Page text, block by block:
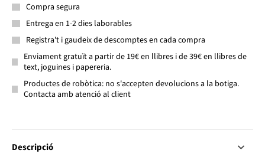
Compra segura
Entrega en 1-2 dies laborables
Registra't i gaudeix de descomptes en cada compra
Enviament gratuït a partir de 19€ en llibres i de 39€ en llibres de
text, joguines i papereria.
Productes de robòtica: no s'accepten devolucions a la botiga.
Contacta amb atenció al client
Descripció